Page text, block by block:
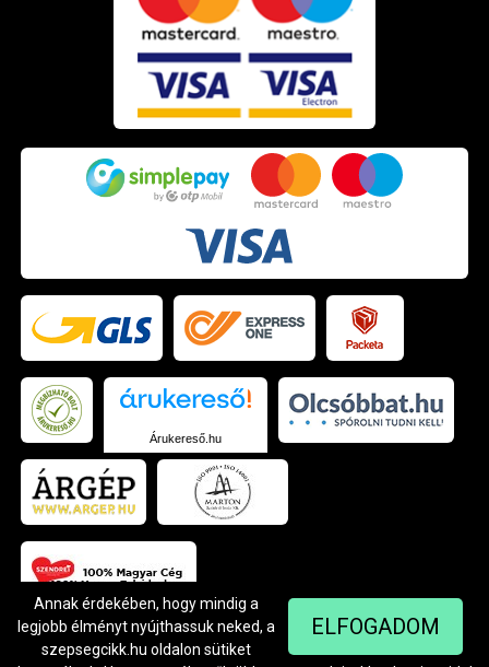
Árukereső.hu
© Szendrei Kft - 1042 Budapest, Árpád út 94.
ELFOGADOM
Annak érdekében, hogy mindig a
legjobb élményt nyújthassuk neked, a
szepsegcikk.hu oldalon sütiket